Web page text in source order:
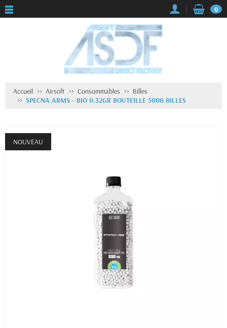
0
Accueil Airsoft Consommables
Billes
SPECNA ARMS - BIO 0.32GR BOUTEILLE 5000 BILLES
NOUVEAU